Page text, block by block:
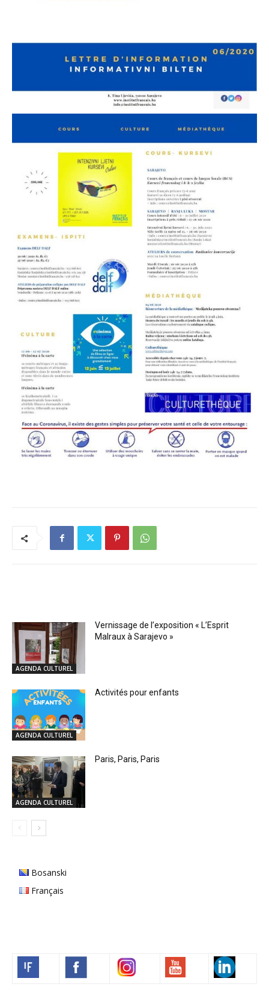
AGENDA CULTUREL
Vernissage de l’exposition « L’Esprit
Malraux à Sarajevo »
AGENDA CULTUREL
Activités pour enfants
AGENDA CULTUREL
Paris, Paris, Paris
Bosanski
Français